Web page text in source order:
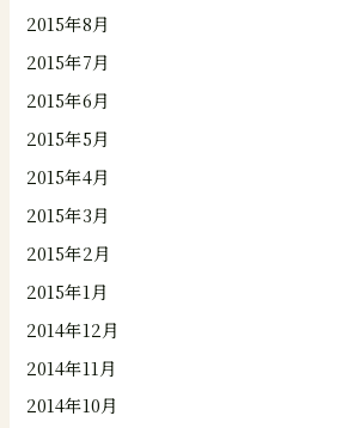
2015年8月
2015年7月
2015年6月
2015年5月
2015年4月
2015年3月
2015年2月
2015年1月
2014年12月
2014年11月
2014年10月